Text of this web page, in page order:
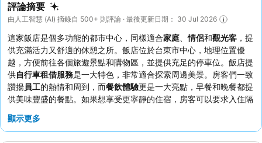
評論摘要
由人工智慧 (AI) 摘錄自 500+ 則評論 · 最後更新日期： 30 Jul 2026
這家飯店是個多功能的都市中心，同樣適合家庭 、情侶和觀光客 ，提
供充滿活力又舒適的休憩之所。飯店位於台東市中心，地理位置優
越，方便前往各個旅遊景點和購物區，並提供充足的停車位。飯店提
供自行車租借服務是一大特色，非常適合探索周邊美景。房客們一致
讚揚員工的熱情和周到，而餐飲體驗更是一大亮點，早餐和晚餐都提
供美味豐盛的餐點。如果想享受更寧靜的住宿，房客可以要求入住隔
顯示更多